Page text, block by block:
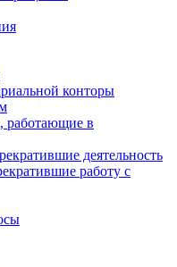
конторы
работающие в
деятельность
работу с